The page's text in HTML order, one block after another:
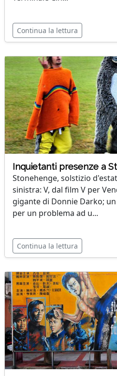
Continua la lettura
Inquietanti presenze a
Stonehenge, solstizio
sinistra: V, dal film V per
gigante di Donnie Darko;
per un problema ad u...
Continua la lettura